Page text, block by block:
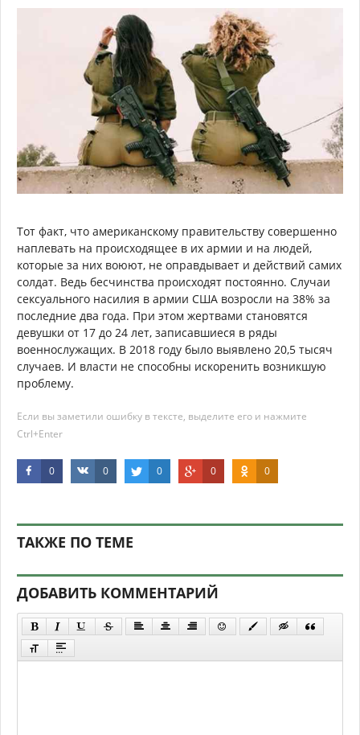
Тот факт, что американскому правительству совершенно
наплевать на происходящее в их армии и на людей,
которые за них воюют, не оправдывает и действий самих
солдат. Ведь бесчинства происходят постоянно. Случаи
сексуального насилия в армии США возросли на 38% за
последние два года. При этом жертвами становятся
девушки от 17 до 24 лет, записавшиеся в ряды
военнослужащих. В 2018 году было выявлено 20,5 тысяч
случаев. И власти не способны искоренить возникшую
проблему.
Если вы заметили ошибку в тексте, выделите его и нажмите
Ctrl+Enter
0 0 0 0 0
ТАКЖЕ ПО ТЕМЕ
ДОБАВИТЬ КОММЕНТАРИЙ